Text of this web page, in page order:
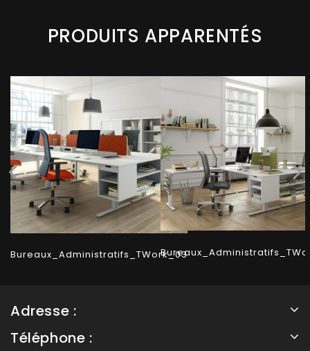
PRODUITS APPARENTÉS
Bureaux_Administratifs_TWork_03
Adresse :
Téléphone :